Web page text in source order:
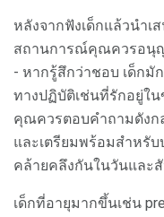
หลังจากฟังเด็กแล้วนำเ
สถานการณ์คุณควรอนุ
- หากรู้สึกว่าชอบ เด็กมั
ทางปฏิบัติเช่นที่รักอยู่ใ
คุณควรตอบคำถามดังก
และเตรียมพร้อมสำหรั
คล้ายคลึงกันในวันและ
เด็กที่อายุมากขึ้นเช่น